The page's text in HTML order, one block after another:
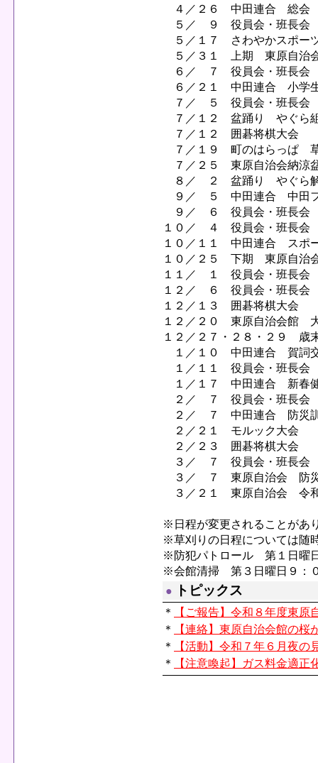
４／２６ 中田連合 総会
５／ ９ 役員会・班長会
５／１７ さわやかスポー
５／３１ 上期 東原自治
６／ ７ 役員会・班長会
６／２１ 中田連合 小学生
７／ ５ 役員会・班長会
７／１２ 盆踊り やぐら
７／１２ 囲碁将棋大会
７／１９ 町のはらっぱ
７／２５ 東原自治会納涼
８／ ２ 盆踊り やぐら
９／ ５ 中田連合 中田フ
９／ ６ 役員会・班長会
１０／ ４ 役員会・班長会
１０／１１ 中田連合 スポ
１０／２５ 下期 東原自治
１１／ １ 役員会・班長会
１２／ ６ 役員会・班長会
１２／１３ 囲碁将棋大会
１２／２０ 東原自治会館
１２／２７・２８・２９ 歳
１／１０ 中田連合 賀詞
１／１１ 役員会・班長会
１／１７ 中田連合 新春健
２／ ７ 役員会・班長会
２／ ７ 中田連合 防災
２／２１ モルック大会
２／２３ 囲碁将棋大会
３／ ７ 役員会・班長会
３／ ７ 東原自治会 防
３／２１ 東原自治会 令
※日程が変更されることがあ
※草刈りの日程については随
※防犯パトロール 第１日曜
※会館清掃 第３日曜日９：
●
トピックス
＊
【ご報告】令和８年度東
＊
【連絡】東原自治会館の桜
＊
【活動】令和７年６月夜の
＊
【注意喚起】ガス料金適正